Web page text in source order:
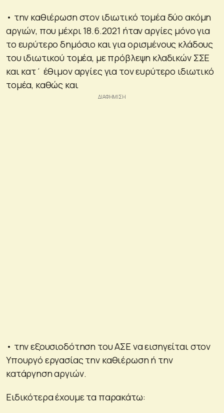
• την καθιέρωση στον ιδιωτικό τομέα δύο ακόμη
αργιών, που μέχρι 18.6.2021 ήταν αργίες μόνο για
το ευρύτερο δημόσιο και για ορισμένους κλάδους
του ιδιωτικού τομέα, με πρόβλεψη κλαδικών ΣΣΕ
και κατ΄ έθιμον αργίες για τον ευρύτερο ιδιωτικό
τομέα, καθώς και
• την εξουσιοδότηση του ΑΣΕ να εισηγείται στον
Υπουργό εργασίας την καθιέρωση ή την
κατάργηση αργιών.
Ειδικότερα έχουμε τα παρακάτω: